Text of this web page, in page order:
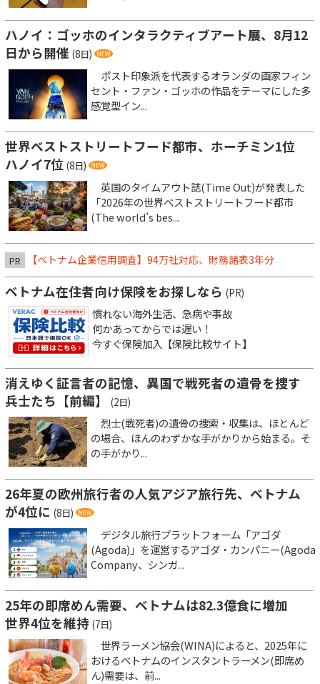
ハノイ：ゴッホのインタラクティブアート展、8月12
日から開催 (8日)
ポスト印象派を代表するオランダの画家フィン
セント・ファン・ゴッホの作品をテーマにした多
感覚型イン...
世界ベストストリートフード都市、ホーチミン1位
ハノイ7位 (8日)
英国のタイムアウト誌(Time Out)が発表した
「2026年の世界ベストストリートフード都市
(The world’s bes...
PR 【ベトナム企業信用調査】94万社対応、財務諸表3年分
ベトナム在住者向け保険をお探しなら (PR)
慣れない海外生活、急病や事故
何かあってからでは遅い！
今すぐ保険加入【保険比較サイト】
消えゆく証言者の記憶、異国で戦死者の遺骨を捜す
兵士たち【前編】
(2日)
烈士(戦死者)の遺骨の捜索・収集は、ほとんど
の場合、ほんのわずかな手がかりから始まる。そ
の手がかり...
26年夏の欧州旅行者の人気アジア旅行先、ベトナム
が4位に (8日)
デジタル旅行プラットフォーム「アゴダ
(Agoda)」を運営するアゴダ・カンパニー(Agoda
Company、シンガ...
25年の即席めん需要、ベトナムは82.3億食に増加
世界4位を維持 (7日)
世界ラーメン協会(WINA)によると、2025年に
おけるベトナムのインスタントラーメン(即席め
ん)需要は、前...